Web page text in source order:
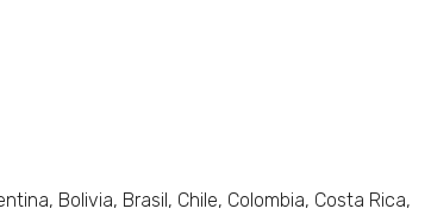
Bolivia, Brasil, Chile, Colombia, Costa Rica,